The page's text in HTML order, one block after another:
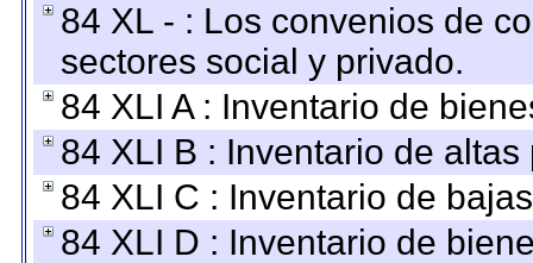
84 XL - : Los convenios de
sectores social y privado.
84 XLI A : Inventario de
84 XLI B : Inventario de
84 XLI C : Inventario de
84 XLI D : Inventario de